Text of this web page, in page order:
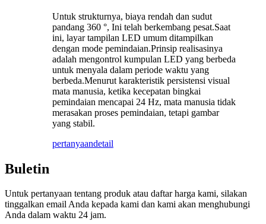
Untuk strukturnya, biaya rendah dan sudut
pandang 360 °, Ini telah berkembang pesat.Saat
ini, layar tampilan LED umum ditampilkan
dengan mode pemindaian.Prinsip realisasinya
adalah mengontrol kumpulan LED yang berbeda
untuk menyala dalam periode waktu yang
berbeda.Menurut karakteristik persistensi visual
mata manusia, ketika kecepatan bingkai
pemindaian mencapai 24 Hz, mata manusia tidak
merasakan proses pemindaian, tetapi gambar
yang stabil.
pertanyaandetail
Buletin
Untuk pertanyaan tentang produk atau daftar harga kami, silakan
tinggalkan email Anda kepada kami dan kami akan menghubungi
Anda dalam waktu 24 jam.